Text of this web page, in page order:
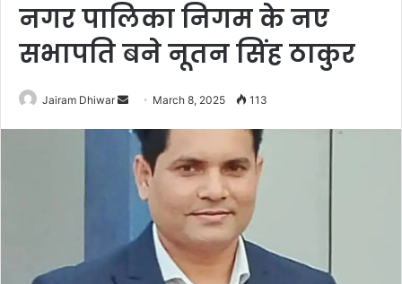
नगर पालिका निगम के नए
सभापति बने नूतन सिंह ठाकुर
Jairam Dhiwar
Send
email
March 8, 2025 113